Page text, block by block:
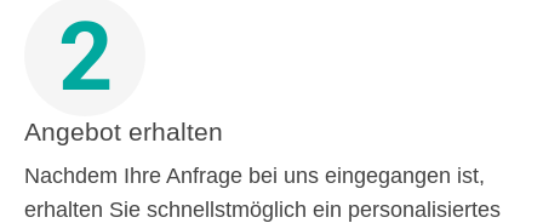
2
Angebot erhalten
Nachdem Ihre Anfrage bei uns eingegangen ist,
erhalten Sie schnellstmöglich ein personalisiertes